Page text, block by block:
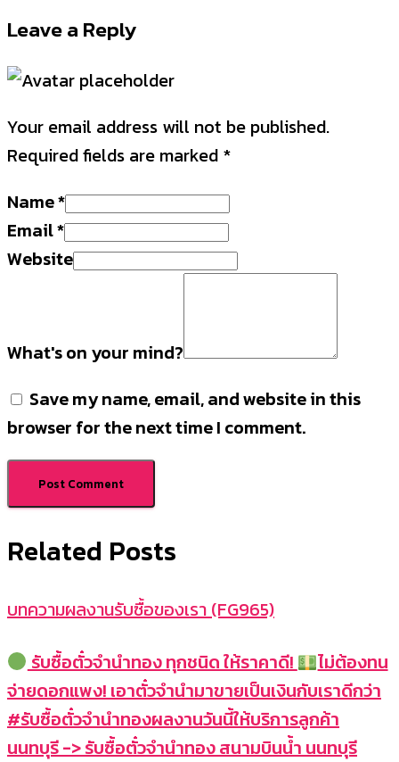
Leave a Reply
Your email address will not be published.
Required fields are marked *
Name*
Email*
Website
What's on your mind?
Save my name, email, and website in this
browser for the next time I comment.
Related Posts
บทความผลงานรับซื้อของเรา (FG965)
รับซื้อตั๋วจำนำทอง ทุกชนิด ให้ราคาดี!
ไม่ต้องทน
จ่ายดอกแพง! เอาตั๋วจำนำมาขายเป็นเงินกับเราดีกว่า
#รับซื้อตั๋วจำนำทองผลงานวันนี้ให้บริการลูกค้า
นนทบุรี -> รับซื้อตั๋วจำนำทอง สนามบินน้ำ นนทบุรี